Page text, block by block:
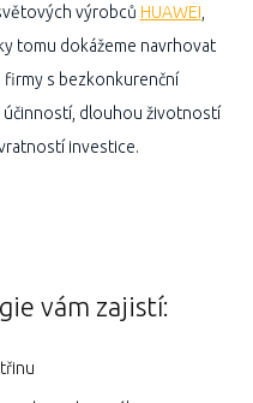
výrobců HUAWEI
tomu dokážeme navrhovat
s bezkonkurenční
dlouhou životností
investice.
vám zajistí: